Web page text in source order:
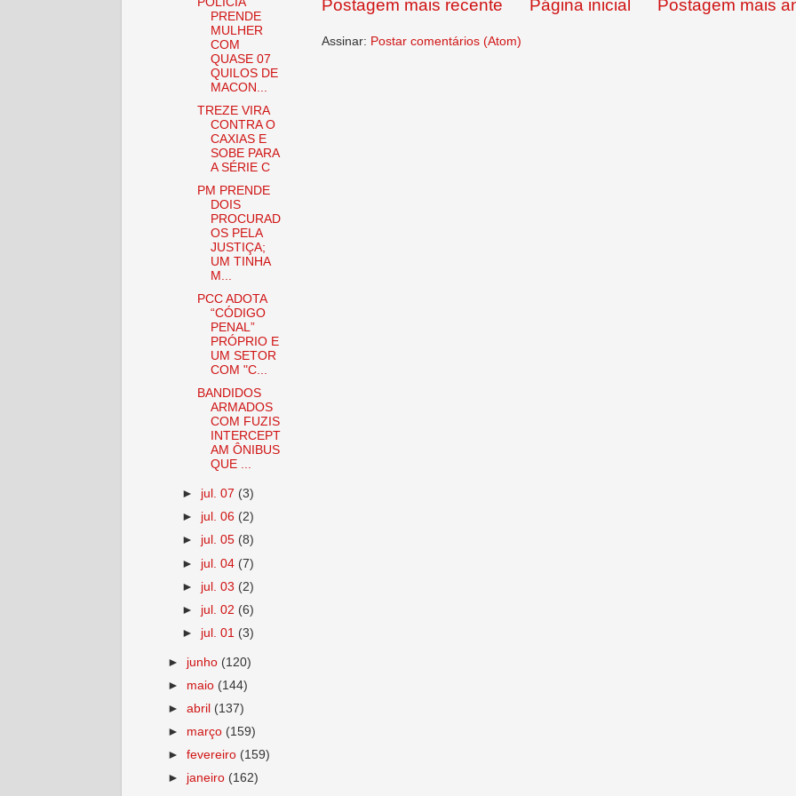
Postagem mais recente Postagem mais
Página inicial
Assinar: Postar comentários (Atom)
PRENDE
MULHER
COM
QUASE 07
QUILOS DE
MACON...
TREZE VIRA
CONTRA O
CAXIAS E
SOBE PARA
A SÉRIE C
PM PRENDE
DOIS
PROCURAD
OS PELA
JUSTIÇA;
UM TINHA
M...
PCC ADOTA
“CÓDIGO
PENAL”
PRÓPRIO E
UM SETOR
COM "C...
BANDIDOS
ARMADOS
COM FUZIS
INTERCEPT
AM ÔNIBUS
QUE ...
► jul. 07 (3)
► jul. 06 (2)
► jul. 05 (8)
► jul. 04 (7)
► jul. 03 (2)
► jul. 02 (6)
► jul. 01 (3)
► junho (120)
► maio (144)
►abril (137)
► março (159)
►fevereiro (159)
► janeiro (162)